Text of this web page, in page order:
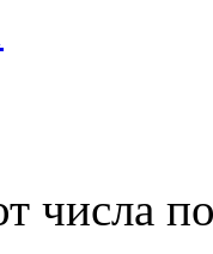
числа